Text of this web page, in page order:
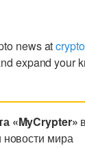
news at
expand your
«MyCrypter» в
новости мира